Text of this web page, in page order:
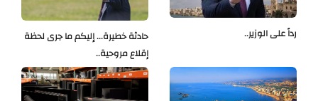
حادثة خطيرة... إليكم ما جرى لحظة
إقلاع مروحية..
رداً على الوزير..